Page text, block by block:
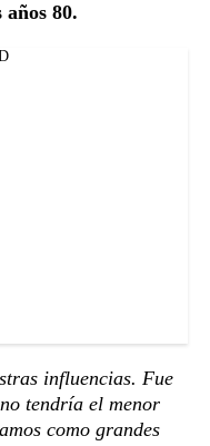
80.
influencias. Fue
tendría el menor
como grandes